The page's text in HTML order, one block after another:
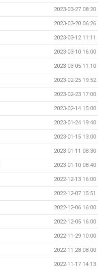
2023-03-27 08:20
2023-03-20 06:26
2023-03-12 11:11
2023-03-10 16:00
2023-03-05 11:10
2023-02-25 19:52
2023-02-23 17:00
2023-02-14 15:00
2023-01-24 19:40
2023-01-15 13:00
2023-01-11 08:30
2023-01-10 08:40
2022-12-13 16:00
2022-12-07 15:51
2022-12-06 16:00
2022-12-05 16:00
2022-11-29 10:00
2022-11-28 08:00
2022-11-17 14:13